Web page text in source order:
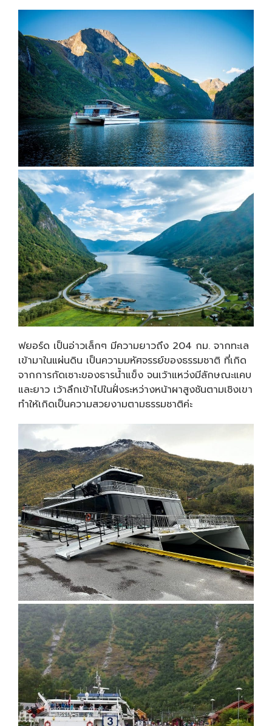
ฟยอร์ด เป็นอ่าวเล็กๆ มีความยาวถึง 204 กม. จากทะเล
เข้ามาในแผ่นดิน เป็นความมหัศจรรย์ของธรรมชาติ ที่เกิด
จากการกัดเซาะของธารน้ำแข็ง จนเว้าแหว่งมีลักษณะแคบ
และยาว เว้าลึกเข้าไปในฝั่งระหว่างหน้าผาสูงชันตามเชิงเขา
ทำให้เกิดเป็นความสวยงามตามธรรมชาติค่ะ